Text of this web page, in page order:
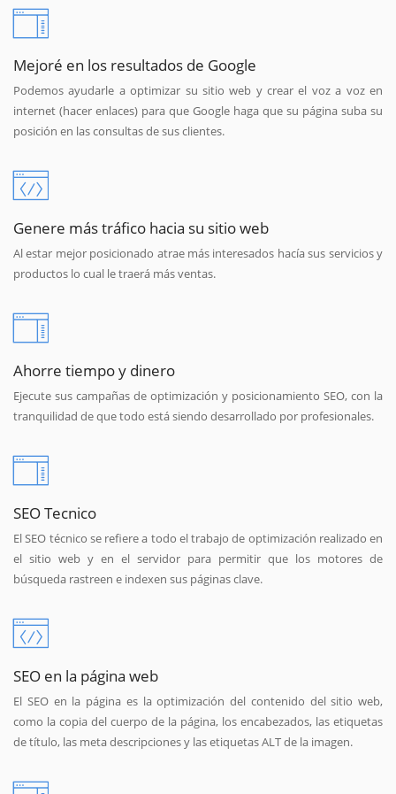
Mejoré en los resultados de Google
Podemos ayudarle a optimizar su sitio web y crear el voz a voz en
internet (hacer enlaces) para que Google haga que su página suba su
posición en las consultas de sus clientes.
Genere más tráfico hacia su sitio web
Al estar mejor posicionado atrae más interesados hacía sus servicios y
productos lo cual le traerá más ventas.
Ahorre tiempo y dinero
Ejecute sus campañas de optimización y posicionamiento SEO, con la
tranquilidad de que todo está siendo desarrollado por profesionales.
SEO Tecnico
El SEO técnico se refiere a todo el trabajo de optimización realizado en
el sitio web y en el servidor para permitir que los motores de
búsqueda rastreen e indexen sus páginas clave.
SEO en la página web
El SEO en la página es la optimización del contenido del sitio web,
como la copia del cuerpo de la página, los encabezados, las etiquetas
de título, las meta descripciones y las etiquetas ALT de la imagen.